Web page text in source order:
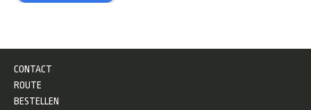
CONTACT
ROUTE
BESTELLEN